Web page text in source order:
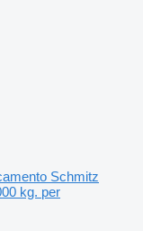
Schmitz
kg. per